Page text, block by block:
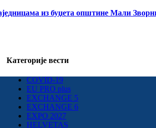
из буџета општине Мали
Категорије вести
COVID-19
EU PRO plus
EXCHANGE 5
EXCHANGE 6
EXPO 2027
HELVETAS